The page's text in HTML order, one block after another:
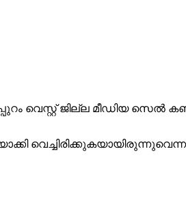
വെസ്റ്റ് ജില്ല മീഡിയ സെല്‍